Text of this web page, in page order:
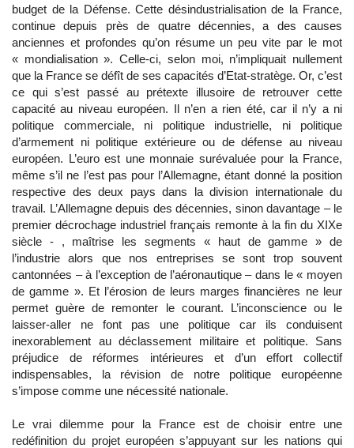
budget de la Défense. Cette désindustrialisation de la France,
continue depuis près de quatre décennies, a des causes
anciennes et profondes qu’on résume un peu vite par le mot
« mondialisation ». Celle-ci, selon moi, n’impliquait nullement
que la France se défît de ses capacités d’Etat-stratège. Or, c’est
ce qui s’est passé au prétexte illusoire de retrouver cette
capacité au niveau européen. Il n’en a rien été, car il n’y a ni
politique commerciale, ni politique industrielle, ni politique
d’armement ni politique extérieure ou de défense au niveau
européen. L’euro est une monnaie surévaluée pour la France,
même s’il ne l’est pas pour l’Allemagne, étant donné la position
respective des deux pays dans la division internationale du
travail. L’Allemagne depuis des décennies, sinon davantage – le
premier décrochage industriel français remonte à la fin du XIXe
siècle - , maîtrise les segments « haut de gamme » de
l’industrie alors que nos entreprises se sont trop souvent
cantonnées – à l’exception de l’aéronautique – dans le « moyen
de gamme ». Et l’érosion de leurs marges financières ne leur
permet guère de remonter le courant. L’inconscience ou le
laisser-aller ne font pas une politique car ils conduisent
inexorablement au déclassement militaire et politique. Sans
préjudice de réformes intérieures et d’un effort collectif
indispensables, la révision de notre politique européenne
s’impose comme une nécessité nationale.
Le vrai dilemme pour la France est de choisir entre une
redéfinition du projet européen s’appuyant sur les nations qui